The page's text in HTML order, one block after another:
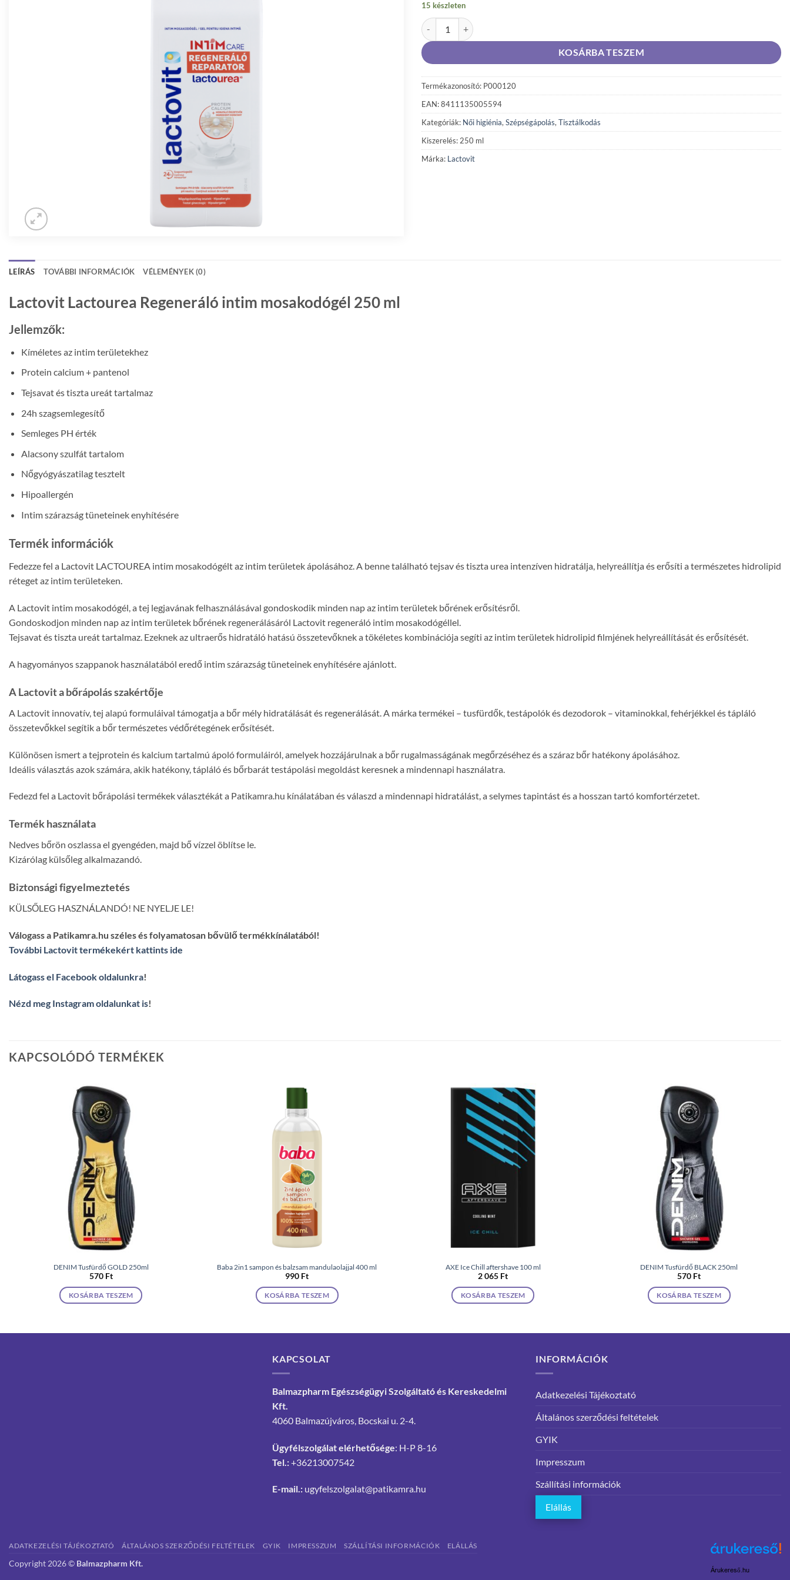
15 készleten
Lactovit Lactourea regeneráló intim mosakodógél 250 ml mennyiség
KOSÁRBA TESZEM
Termékazonosító: P000120
EAN: 8411135005594
Kategóriák: Női higiénia, Szépségápolás, Tisztálkodás
Kiszerelés: 250 ml
Márka: Lactovit
LEÍRÁS TOVÁBBI INFORMÁCIÓK VÉLEMÉNYEK (0)
Lactovit Lactourea Regeneráló intim mosakodógél 250 ml
Jellemzők:
Kíméletes az intim területekhez
Protein calcium + pantenol
Tejsavat és tiszta ureát tartalmaz
24h szagsemlegesítő
Semleges PH érték
Alacsony szulfát tartalom
Nőgyógyászatilag tesztelt
Hipoallergén
Intim szárazság tüneteinek enyhítésére
Termék információk
Fedezze fel a Lactovit LACTOUREA intim mosakodógélt az intim területek ápolásához. A benne található tejsav és tiszta urea intenzíven hidratálja, helyreállítja és erősíti a természetes hidrolipid
réteget az intim területeken.
A Lactovit intim mosakodógél, a tej legjavának felhasználásával gondoskodik minden nap az intim területek bőrének erősítésről.
Gondoskodjon minden nap az intim területek bőrének regenerálásáról Lactovit regeneráló intim mosakodógéllel.
Tejsavat és tiszta ureát tartalmaz. Ezeknek az ultraerős hidratáló hatású összetevőknek a tökéletes kombinációja segíti az intim területek hidrolipid filmjének helyreállítását és erősítését.
A hagyományos szappanok használatából eredő intim szárazság tüneteinek enyhítésére ajánlott.
A Lactovit a bőrápolás szakértője
A Lactovit innovatív, tej alapú formuláival támogatja a bőr mély hidratálását és regenerálását. A márka termékei – tusfürdők, testápolók és dezodorok – vitaminokkal, fehérjékkel és tápláló
összetevőkkel segítik a bőr természetes védőrétegének erősítését.
Különösen ismert a tejprotein és kalcium tartalmú ápoló formuláiról, amelyek hozzájárulnak a bőr rugalmasságának megőrzéséhez és a száraz bőr hatékony ápolásához.
Ideális választás azok számára, akik hatékony, tápláló és bőrbarát testápolási megoldást keresnek a mindennapi használatra.
Fedezd fel a Lactovit bőrápolási termékek választékát a Patikamra.hu kínálatában és válaszd a mindennapi hidratálást, a selymes tapintást és a hosszan tartó komfortérzetet.
Termék használata
Nedves bőrön oszlassa el gyengéden, majd bő vízzel öblítse le.
Kizárólag külsőleg alkalmazandó.
Biztonsági figyelmeztetés
KÜLSŐLEG HASZNÁLANDÓ! NE NYELJE LE!
Válogass a Patikamra.hu széles és folyamatosan bővülő termékkínálatából!
További Lactovit termékekért kattints ide
Látogass el Facebook oldalunkra!
Nézd meg Instagram oldalunkat is!
KAPCSOLÓDÓ TERMÉKEK
DENIM Tusfürdő GOLD 250ml
570 Ft
KOSÁRBA TESZEM
Baba 2in1 sampon és balzsam mandulaolajjal 400 ml
990 Ft
KOSÁRBA TESZEM
AXE Ice Chill aftershave 100 ml
2 065 Ft
KOSÁRBA TESZEM
DENIM Tusfürdő BLACK 250ml
570 Ft
KOSÁRBA TESZEM
KAPCSOLAT
Balmazpharm Egészségügyi Szolgáltató és Kereskedelmi
Kft.
4060 Balmazújváros, Bocskai u. 2-4.
Ügyfélszolgálat elérhetősége: H-P 8-16
Tel.:+36213007542
E-mail.: ugyfelszolgalat@patikamra.hu
INFORMÁCIÓK
Adatkezelési Tájékoztató
Általános szerződési feltételek
GYIK
Impresszum
Szállítási információk
Elállás
Árukereső.hu
ADATKEZELÉSI TÁJÉKOZTATÓ ÁLTALÁNOS SZERZŐDÉSI FELTÉTELEK GYIK IMPRESSZUM SZÁLLÍTÁSI INFORMÁCIÓK ELÁLLÁS
Copyright 2026 © Balmazpharm Kft.